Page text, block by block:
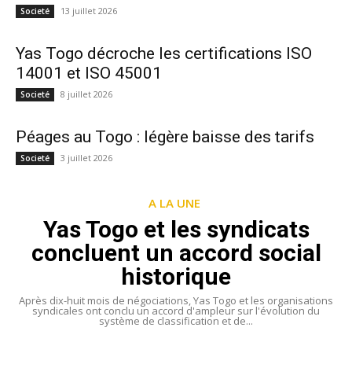
Societé 13 juillet 2026
Yas Togo décroche les certifications ISO
14001 et ISO 45001
Societé 8 juillet 2026
Péages au Togo : légère baisse des tarifs
Societé 3 juillet 2026
A LA UNE
Yas Togo et les syndicats
concluent un accord social
historique
Après dix-huit mois de négociations, Yas Togo et les organisations
syndicales ont conclu un accord d'ampleur sur l'évolution du
système de classification et de...